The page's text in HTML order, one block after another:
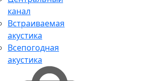
канал
Встраиваемая
акустика
Всепогодная
акустика